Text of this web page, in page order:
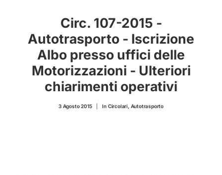
UNISCITI A NOI
CONVENZIONI
ASSOCIAZIONI TERRITORIALI
Circ. 107-2015 -
Autotrasporto - Iscrizione
Albo presso uffici delle
Motorizzazioni - Ulteriori
chiarimenti operativi
3 Agosto 2015 In Circolari, Autotrasporto